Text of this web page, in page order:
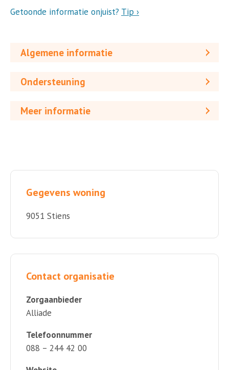
Getoonde informatie onjuist? Tip ›
Algemene informatie
Ondersteuning
Meer informatie
Gegevens woning
9051 Stiens
Contact organisatie
Zorgaanbieder
Alliade
Telefoonnummer
088 – 244 42 00